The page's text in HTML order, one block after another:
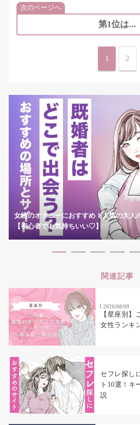
次のページへ
第1位は...
1 2
女性のオナニーにおすすめ！人気の大人
【初心者でも気持ちいい♡】
関連記事
2026/08/09
【星座別】
女性ランキ
セフレ探し
ト10選！キ
説